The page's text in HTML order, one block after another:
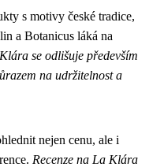
s motivy české tradice,
a Botanicus láká na
se odlišuje především
na udržitelnost a
nejen cenu, ale i
Recenze na La Klára